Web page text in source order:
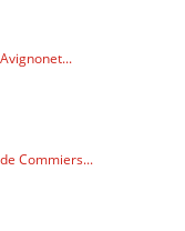
Commiers...